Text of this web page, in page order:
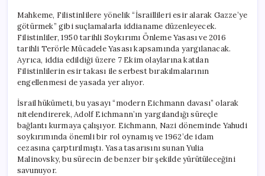
Mahkeme, Filistinlilere yönelik “İsraillileri esir alarak Gazze’ye
götürmek” gibi suçlamalarla iddianame düzenleyecek.
Filistinliler, 1950 tarihli Soykırımı Önleme Yasası ve 2016
tarihli Terörle Mücadele Yasası kapsamında yargılanacak.
Ayrıca, iddia edildiği üzere 7 Ekim olaylarına katılan
Filistinlilerin esir takası ile serbest bırakılmalarının
engellenmesi de yasada yer alıyor.
İsrail hükümeti, bu yasayı “modern Eichmann davası” olarak
nitelendirerek, Adolf Eichmann’ın yargılandığı süreçle
bağlantı kurmaya çalışıyor. Eichmann, Nazi döneminde Yahudi
soykırımında önemli bir rol oynamış ve 1962’de idam
cezasına çarptırılmıştı. Yasa tasarısını sunan Yulia
Malinovsky, bu sürecin de benzer bir şekilde yürütüleceğini
savunuyor.